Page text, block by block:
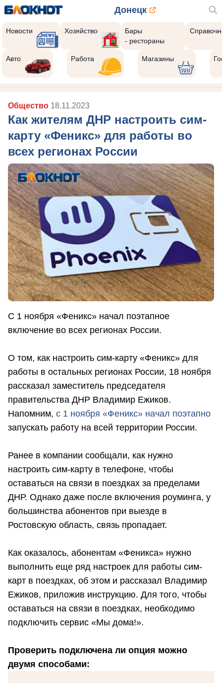
Донецк
Новости Хозяйство
Бары
- рестораны
Авто Работа Магазины
Общество 18.11.2023
Как жителям ДНР настроить сим-
карту «Феникс» для работы во
всех регионах России
С 1 ноября «Феникс» начал поэтапное
включение во всех регионах России.
О том, как настроить сим-карту «Феникс» для
работы в остальных регионах России, 18 ноября
рассказал заместитель председателя
правительства ДНР Владимир Ежиков.
Напомним, с 1 ноября «Феникс» начал поэтапно
запускать работу на всей территории России.
Ранее в компании сообщали, как нужно
настроить сим-карту в телефоне, чтобы
оставаться на связи в поездках за пределами
ДНР. Однако даже после включения роуминга, у
большинства абонентов при выезде в
Ростовскую область, связь пропадает.
Как оказалось, абонентам «Феникса» нужно
выполнить еще ряд настроек для работы сим-
карт в поездках, об этом и рассказал Владимир
Ежиков, приложив инструкцию. Для того, чтобы
оставаться на связи в поездках, необходимо
подключить сервис «Мы дома!».
Проверить подключена ли опция можно
двумя способами: